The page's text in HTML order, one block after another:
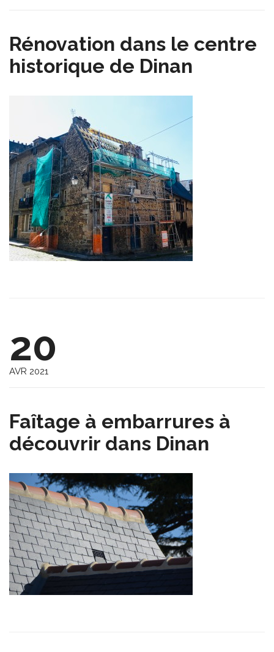
Rénovation dans le centre
historique de Dinan
20
AVR 2021
Faîtage à embarrures à
découvrir dans Dinan